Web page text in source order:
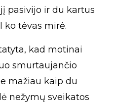
pasivijo ir du kartus
ko tėvas mirė.
kad motinai
smurtaujančio
mažiau kaip du
nežymų sveikatos